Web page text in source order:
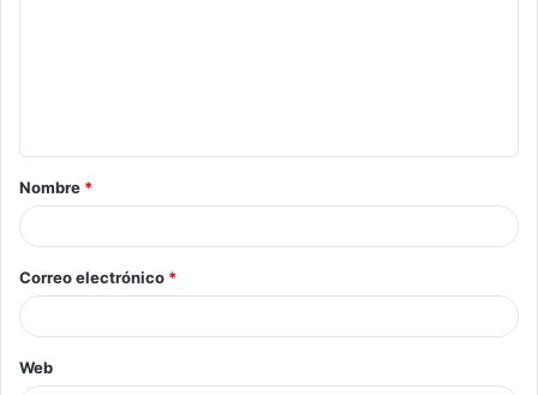
Nombre *
Correo electrónico *
Web